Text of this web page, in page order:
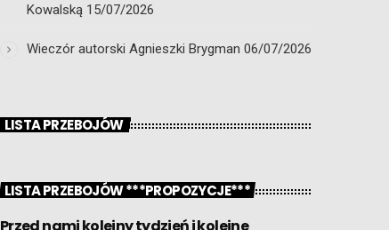
Kowalską 15/07/2026
Wieczór autorski Agnieszki Brygman 06/07/2026
LISTA PRZEBOJÓW
LISTA PRZEBOJÓW ***PROPOZYCJE***